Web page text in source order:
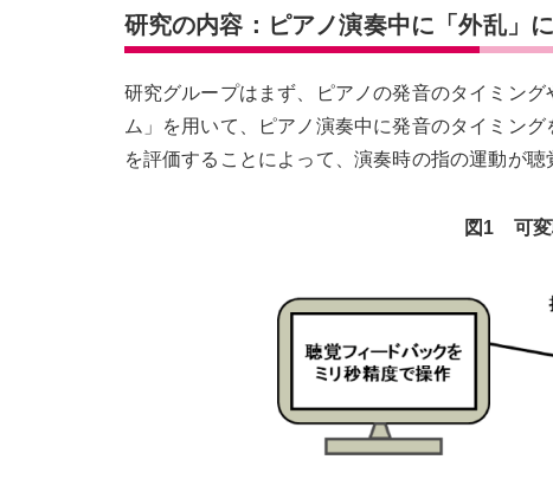
研究の内容：ピアノ演奏中に「外乱」
研究グループはまず、ピアノの発音のタイミン
ム」を用いて、ピアノ演奏中に発音のタイミン
を評価することによって、演奏時の指の運動が
図1 可変